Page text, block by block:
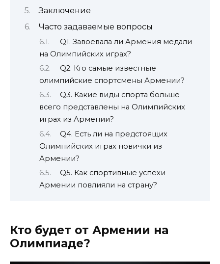
Заключение
Часто задаваемые вопросы
Q1. Завоевала ли Армения медали
на Олимпийских играх?
Q2. Кто самые известные
олимпийские спортсмены Армении?
Q3. Какие виды спорта больше
всего представлены на Олимпийских
играх из Армении?
Q4. Есть ли на предстоящих
Олимпийских играх новички из
Армении?
Q5. Как спортивные успехи
Армении повлияли на страну?
Кто будет от Армении на
Олимпиаде?